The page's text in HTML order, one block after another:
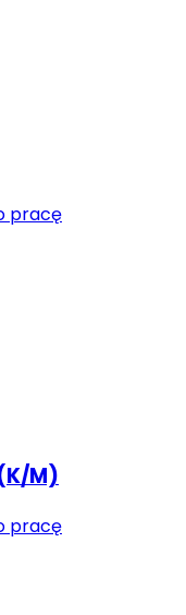
pracę
M)
pracę